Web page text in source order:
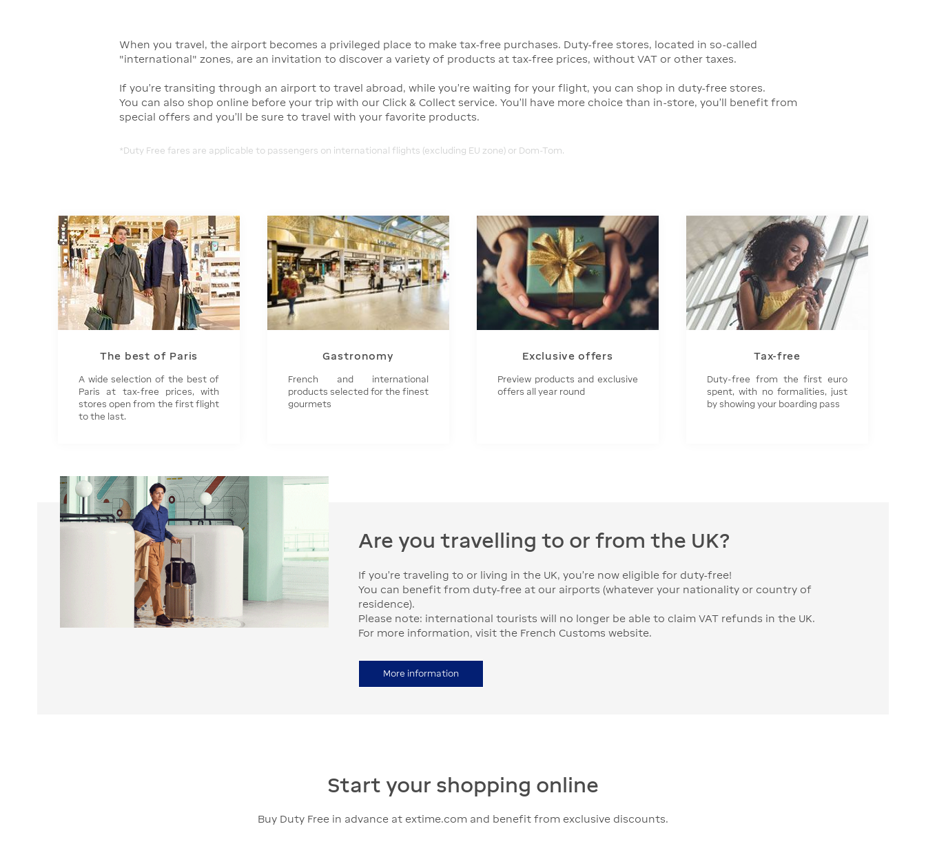
When you travel, the airport becomes a privileged place to make tax-free purchases. Duty-free stores, located in so-called
"international" zones, are an invitation to discover a variety of products at tax-free prices, without VAT or other taxes.
If you're transiting through an airport to travel abroad, while you're waiting for your flight, you can shop in duty-free stores.
You can also shop online before your trip with our Click & Collect service. You'll have more choice than in-store, you'll benefit from
special offers and you'll be sure to travel with your favorite products.
*Duty Free fares are applicable to passengers on international flights (excluding EU zone) or Dom-Tom.
The best of Paris
A wide selection of the best of
Paris at tax-free prices, with
stores open from the first flight
to the last.
Gastronomy
French and international
products selected for the finest
gourmets
Exclusive offers
Preview products and exclusive
offers all year round
Tax-free
Duty-free from the first euro
spent, with no formalities, just
by showing your boarding pass
Are you travelling to or from the UK?
If you're traveling to or living in the UK, you're now eligible for duty-free!
You can benefit from duty-free at our airports (whatever your nationality or country of
residence).
Please note: international tourists will no longer be able to claim VAT refunds in the UK.
For more information, visit the French Customs website.
More information
Start your shopping online
Buy Duty Free in advance at extime.com and benefit from exclusive discounts.